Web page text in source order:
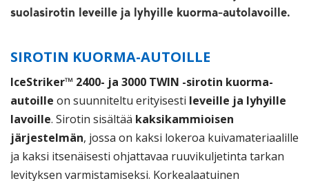
suolasirotin leveille ja lyhyille kuorma-autolavoille.
SIROTIN KUORMA-AUTOILLE
IceStriker™ 2400- ja 3000 TWIN -sirotin kuorma-
autoille on suunniteltu erityisesti leveille ja lyhyille
lavoille. Sirotin sisältää kaksikammioisen
järjestelmän, jossa on kaksi lokeroa kuivamateriaalille
ja kaksi itsenäisesti ohjattavaa ruuvikuljetinta tarkan
levityksen varmistamiseksi. Korkealaatuinen